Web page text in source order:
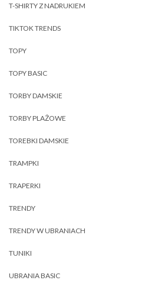
T-SHIRTY Z NADRUKIEM
TIKTOK TRENDS
TOPY
TOPY BASIC
TORBY DAMSKIE
TORBY PLAŻOWE
TOREBKI DAMSKIE
TRAMPKI
TRAPERKI
TRENDY
TRENDY W UBRANIACH
TUNIKI
UBRANIA BASIC